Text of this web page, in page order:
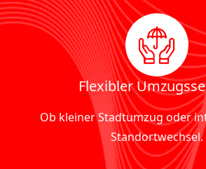
Flexibler
Ob kleiner Stadtumzug oder
Standortwechsel.